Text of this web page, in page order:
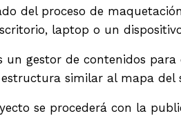
del proceso de
laptop o un
un gestor de contenidos
similar al mapa
se procederá con la